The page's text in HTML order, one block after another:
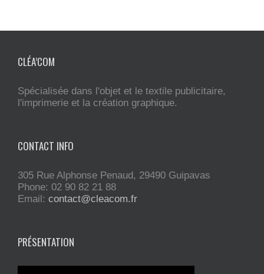
CLÉA’COM
Spécialisée dans l'objet et le textile publicitaire,
l'imprimerie et la création graphique.
CONTACT INFO
305 Rue Alphonse Penaud, 29490 Guipavas
Phone: 02 90 82 21 88
Email: contact@cleacom.fr
PRÉSENTATION